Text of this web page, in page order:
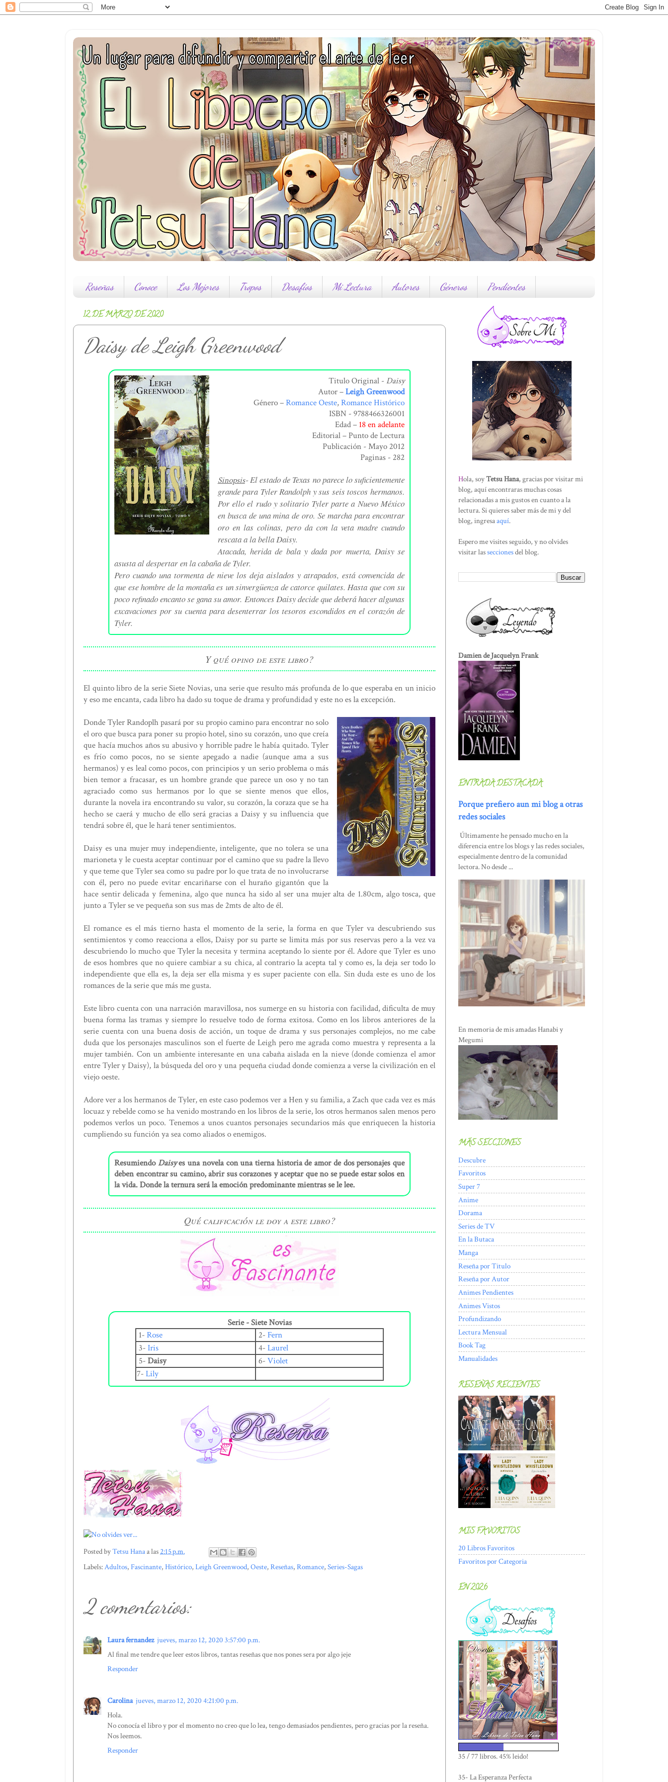
Reseñas Conoce Los Mejores Tropos Desafíos Mi Lectura Autores Géneros Pendientes
12 DE MARZO DE 2020
Daisy de Leigh Greenwood
Titulo Original - Daisy
Autor –Leigh Greenwood
Género –Romance Oeste,Romance Histórico
ISBN - 9788466326001
Edad – 18 en adelante
Editorial – Punto de Lectura
Publicación - Mayo 2012
Paginas - 282
Sinopsis-El estado de Texas no parece lo suficientemente
grande para Tyler Randolph y sus seis toscos hermanos.
Por ello el rudo y solitario Tyler parte a Nuevo México
en busca de una mina de oro. Se marcha para encontrar
oro en las colinas, pero da con la veta madre cuando
rescata a la bella Daisy.
Atacada, herida de bala y dada por muerta, Daisy se
asusta al despertar en la cabaña de Tyler.
Pero cuando una tormenta de nieve los deja aislados y atrapados, está convencida de
que ese hombre de la montaña es un sinvergüenza de catorce quilates. Hasta que con su
poco refinado encanto se gana su amor. Entonces Daisy decide que deberá hacer algunas
excavaciones por su cuenta para desenterrar los tesoros escondidos en el corazón de
Tyler.
Y qué opino de este libro?
El quinto libro de la serie Siete Novias, una serie que resulto más profunda de lo que esperaba en un inicio
y eso me encanta, cada libro ha dado su toque de drama y profundidad y este no es la excepción.
Donde Tyler Randoplh pasará por su propio camino para encontrar no solo
el oro que busca para poner su propio hotel, sino su corazón, uno que creía
que hacía muchos años su abusivo y horrible padre le había quitado. Tyler
es frío como pocos, no se siente apegado a nadie (aunque ama a sus
hermanos) y es leal como pocos, con principios y un serio problema o más
bien temor a fracasar, es un hombre grande que parece un oso y no tan
agraciado como sus hermanos por lo que se siente menos que ellos,
durante la novela ira encontrando su valor, su corazón, la coraza que se ha
hecho se caerá y mucho de ello será gracias a Daisy y su influencia que
tendrá sobre él, que le hará tener sentimientos.
Daisy es una mujer muy independiente, inteligente, que no tolera se una
marioneta y le cuesta aceptar continuar por el camino que su padre la llevo
y que teme que Tyler sea como su padre por lo que trata de no involucrarse
con él, pero no puede evitar encariñarse con el huraño gigantón que la
hace sentir delicada y femenina, algo que nunca ha sido al ser una mujer alta de 1.80cm, algo tosca, que
junto a Tyler se ve pequeña son sus mas de 2mts de alto de él.
El romance es el más tierno hasta el momento de la serie, la forma en que Tyler va descubriendo sus
sentimientos y como reacciona a ellos, Daisy por su parte se limita más por sus reservas pero a la vez va
descubriendo lo mucho que Tyler la necesita y termina aceptando lo siente por él. Adore que Tyler es uno
de esos hombres que no quiere cambiar a su chica, al contrario la acepta tal y como es, la deja ser todo lo
independiente que ella es, la deja ser ella misma y es super paciente con ella. Sin duda este es uno de los
romances de la serie que más me gusta.
Este libro cuenta con una narración maravillosa, nos sumerge en su historia con facilidad, dificulta de muy
buena forma las tramas y siempre lo resuelve todo de forma exitosa. Como en los libros anteriores de la
serie cuenta con una buena dosis de acción, un toque de drama y sus personajes complejos, no me cabe
duda que los personajes masculinos son el fuerte de Leigh pero me agrada como muestra y representa a la
mujer también. Con un ambiente interesante en una cabaña aislada en la nieve (donde comienza el amor
entre Tyler y Daisy), la búsqueda del oro y una pequeña ciudad donde comienza a verse la civilización en el
viejo oeste.
Adore ver a los hermanos de Tyler, en este caso podemos ver a Hen y su familia, a Zach que cada vez es más
locuaz y rebelde como se ha venido mostrando en los libros de la serie, los otros hermanos salen menos pero
podemos verlos un poco. Tenemos a unos cuantos personajes secundarios más que enriquecen la historia
cumpliendo su función ya sea como aliados o enemigos.
ResumiendoDaisyes una novela con una tierna historia de amor de dos personajes que
deben encontrar su camino, abrir sus corazones y aceptar que no se puede estar solos en
la vida. Donde la ternura será la emoción predominante mientras se le lee.
Qué calificación le doy a este libro?
Serie -Siete Novias
1- Rose 2- Fern
3- Iris 4- Laurel
5- Daisy 6- Violet
7- Lily
Posted byTetsu Hanaa las2:15 p.m.
Labels:Adultos, Fascinante, Histórico, Leigh Greenwood, Oeste, Reseñas, Romance, Series-Sagas
2 comentarios:
Laura fernandez jueves, marzo 12, 2020 3:57:00 p.m.
Al final me tendre que leer estos libros, tantas reseñas que nos pones sera por algo jeje
Responder
Carolina jueves, marzo 12, 2020 4:21:00 p.m.
Hola.
No conocía el libro y por el momento no creo que lo lea, tengo demasiados pendientes, pero gracias por la reseña.
Nos leemos.
Responder
Hola, soyTetsu Hana, gracias por visitar mi
blog, aquí encontraras muchas cosas
relacionadas a mis gustos en cuanto a la
lectura. Si quieres saber más de mi y del
blog, ingresaaquí.
Espero me visites seguido, y no olvides
visitar lasseccionesdel blog.
Damien de Jacquelyn Frank
ENTRADA DESTACADA
Porque prefiero aun mi blog a otras
redes sociales
Últimamente he pensado mucho en la
diferencia entre los blogs y las redes sociales,
especialmente dentro de la comunidad
lectora. No desde ...
En memoria de mis amadas Hanabi y
Megumi
MÁS SECCIONES
Descubre
Favoritos
Super 7
Anime
Dorama
Series de TV
En la Butaca
Manga
Reseña por Titulo
Reseña por Autor
Animes Pendientes
Animes Vistos
Profundizando
Lectura Mensual
Book Tag
Manualidades
RESEÑAS RECIENTES
MIS FAVORITOS
20 Libros Favoritos
Favoritos por Categoria
EN 2026
35 / 77 libros. 45% leido!
35- La Esperanza Perfecta